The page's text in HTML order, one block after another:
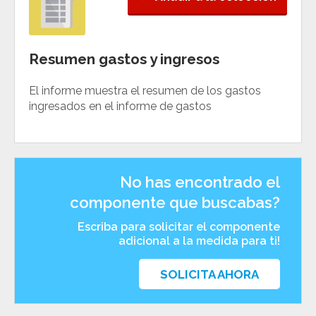
Resumen gastos y ingresos
El informe muestra el resumen de los gastos
ingresados en el informe de gastos
No has encontrado el
componente que buscabas?
Escriba para solicitar el componente
adicional a la medida para ti!
SOLICITA AHORA